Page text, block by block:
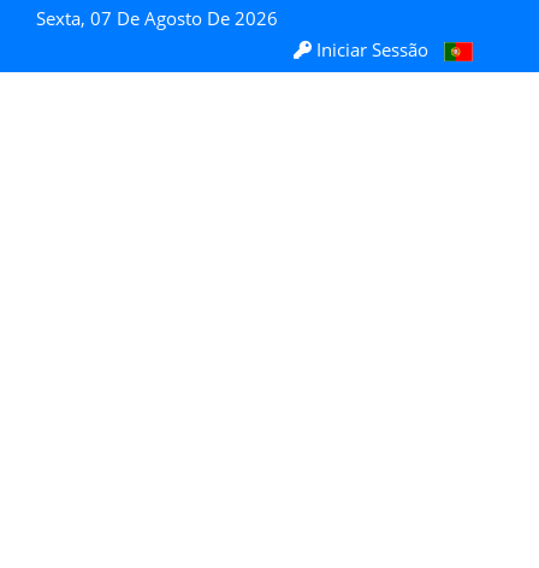
Sexta, 07 De Agosto De 2026
Iniciar Sessão